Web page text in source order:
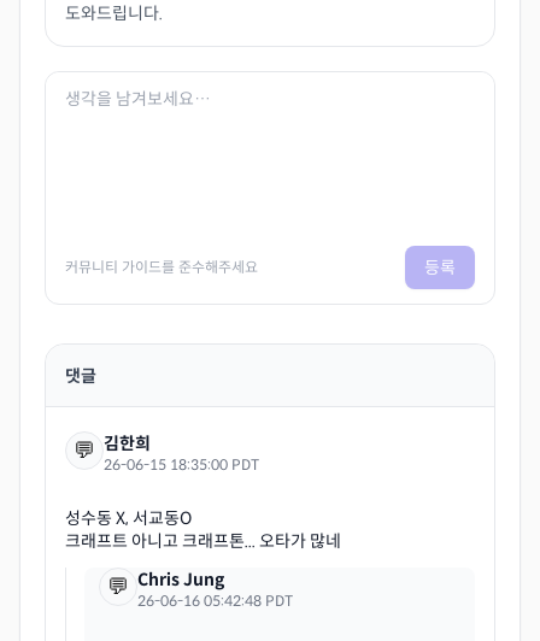
도와드립니다.
커뮤니티 가이드를 준수해주세요 등록
댓글
💬 김한희
26-06-15 18:35:00 PDT
성수동 X, 서교동O
💬 Chris Jung
26-06-16 05:42:48 PDT